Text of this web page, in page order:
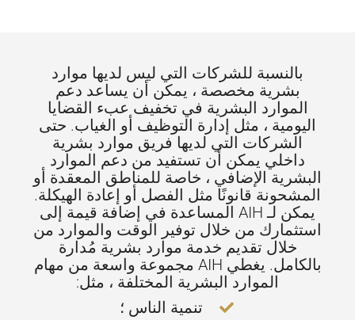
بالنسبة للشركات التي ليس لديها موارد
بشرية مخصصة ، يمكن أن يساعد دعم
الموارد البشرية في تخفيف عبء القضايا
اليومية ، مثل إدارة التوظيف أو الغياب. حتى
الشركات التي لديها فريق موارد بشرية
داخلي يمكن أن تستفيد من دعم الموارد
البشرية الإضافي ، خاصة للمناطق المعقدة أو
المشحونة قانونًا مثل الفصل أو إعادة الهيكلة.
يمكن لـ AIH المساعدة في إضافة قيمة إلى
استثمارك من خلال توفير الوقت والموارد من
خلال تقديم خدمة موارد بشرية مُدارة
بالكامل. يغطي AIH مجموعة واسعة من مهام
الموارد البشرية المختلفة ، مثل:
تنمية الناس ؛